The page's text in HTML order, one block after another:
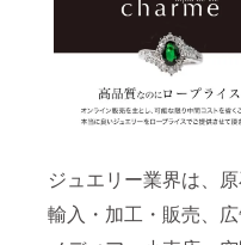
ジュエリー業界は、
輸入・加工・販売、広